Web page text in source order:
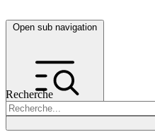
Open sub navigation
Recherche